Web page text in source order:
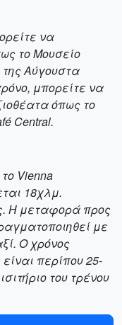
να
το Μουσείο
της Αύγουστα
μπορείτε να
όπως το
Central.
Vienna
18χλμ.
Η μεταφορά προς
με
Ο χρόνος
περίπου 25-
του τρένου